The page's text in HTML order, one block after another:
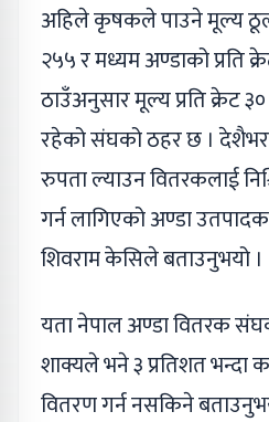
अहिले कृषकले पाउने मूल्य
२५५ र मध्यम अण्डाको प्रति
ठाउँअनुसार मूल्य प्रति क्रेट
रहेको संघको ठहर छ ।
रुपता ल्याउन वितरकलाई
गर्न लागिएको अण्डा
शिवराम केसिले बताउनुभयो ।
यता नेपाल अण्डा वितरक
शाक्यले भने ३ प्रतिशत भन्दा
वितरण गर्न नसकिने